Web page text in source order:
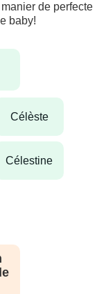
de perfecte
baby!
célèste
célestine